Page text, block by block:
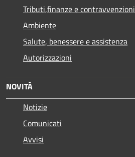
Tributi,finanze e contravvenzioni
Ambiente
Salute, benessere e assistenza
Autorizzazioni
NOVITÀ
Notizie
Comunicati
Avvisi